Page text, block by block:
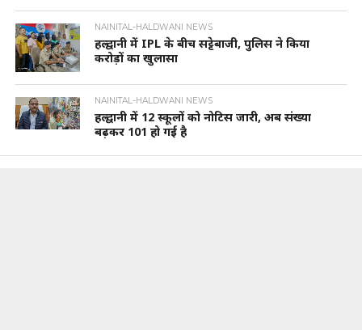
NAINITAL-HALDWANI NEWS
हल्द्वानी में IPL के बीच सट्टेबाजी, पुलिस ने किया
करोड़ों का खुलासा
NAINITAL-HALDWANI NEWS
हल्द्वानी में 12 स्कूलों को नोटिस जारी, अब संख्या
बढ़कर 101 हो गई है